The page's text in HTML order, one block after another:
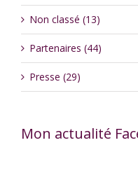
Non classé (13)
Partenaires (44)
Presse (29)
Mon actualité